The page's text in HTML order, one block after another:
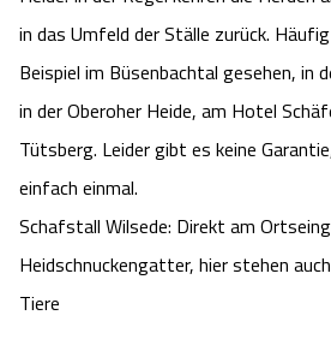
in das Umfeld der Ställe zurück.
Beispiel im Büsenbachtal gesehen, in
in der Oberoher Heide, am Hotel
Tütsberg. Leider gibt es keine
einfach einmal.
Schafstall Wilsede: Direkt am
Heidschnuckengatter, hier stehen
Tiere